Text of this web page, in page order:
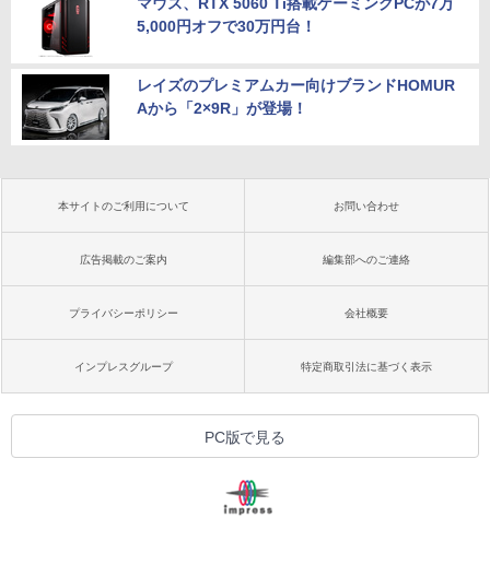
5,000円オフで30万円台！
レイズのプレミアムカー向けブランドHOMUR
Aから「2×9R」が登場！
本サイトのご利用について お問い合わせ
広告掲載のご案内 編集部へのご連絡
プライバシーポリシー 会社概要
インプレスグループ 特定商取引法に基づく表示
PC版で見る